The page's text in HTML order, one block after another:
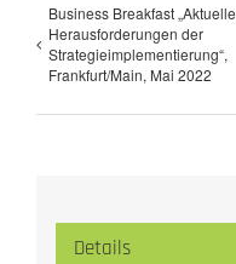
Business Breakfast „Aktuelle
Herausforderungen der
Strategieimplementierung“,
Frankfurt/Main, Mai 2022
Details